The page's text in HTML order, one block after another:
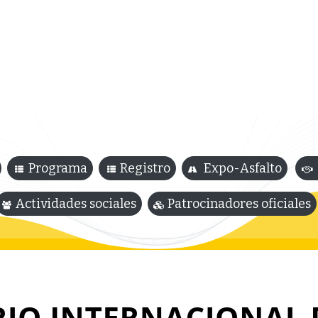
Programa Registro Expo-Asfalto
Actividades sociales Patrocinadores oficiales